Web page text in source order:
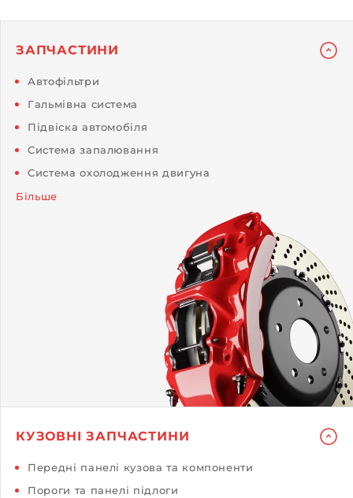
ЗАПЧАСТИНИ
Автофільтри
Гальмівна система
Підвіска автомобіля
Система запалювання
Система охолодження двигуна
Більше
КУЗОВНІ ЗАПЧАСТИНИ
Передні панелі кузова та компоненти
Пороги та панелі підлоги